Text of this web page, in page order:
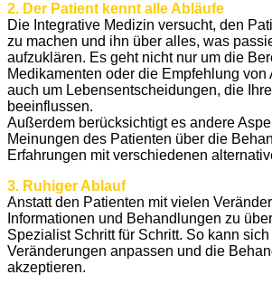
2. Der Patient kennt alle Abläufe
Die Integrative Medizin versucht, den
zu machen und ihn über alles, was
aufzuklären. Es geht nicht nur um die
Medikamenten oder die Empfehlung von
auch um Lebensentscheidungen, die
beeinflussen.
Außerdem berücksichtigt es andere
Meinungen des Patienten über die
Erfahrungen mit verschiedenen
3. Ruhiger Ablauf
Anstatt den Patienten mit vielen
Informationen und Behandlungen zu
Spezialist Schritt für Schritt. So kann
Veränderungen anpassen und die
akzeptieren.